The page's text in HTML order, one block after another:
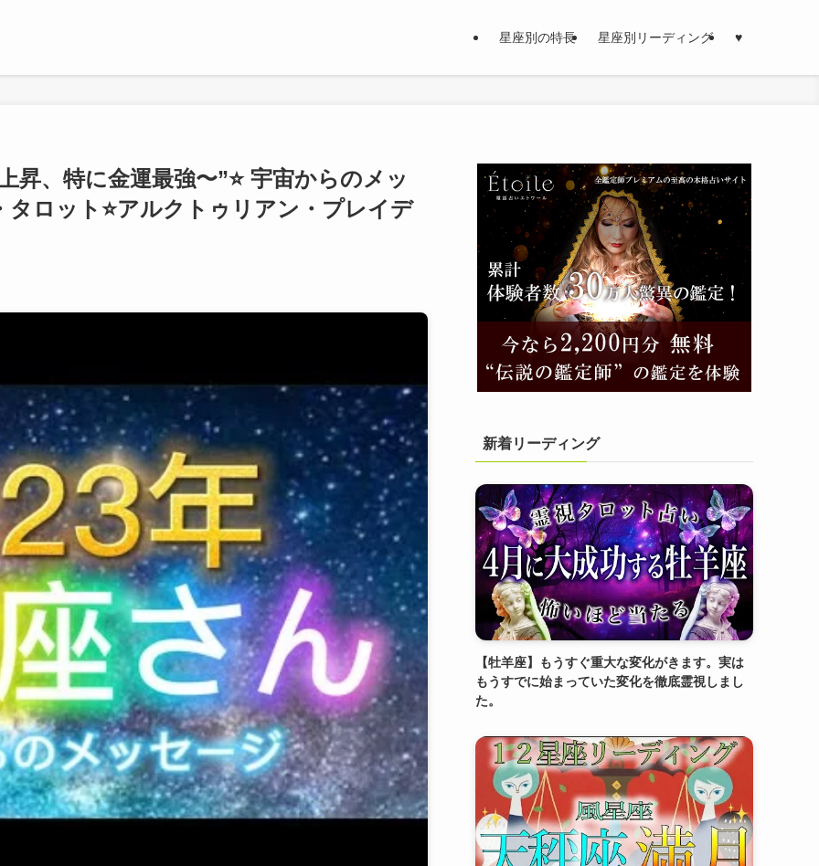
星座別の特長 星座別リーディング ♥
昇、特に金運最強〜”⭐️ 宇宙からのメッ
ロット⭐️アルクトゥリアン・プレイデ
新着リーディング
【牡羊座】もうすぐ重大な変化がきます。実は
もうすでに始まっていた変化を徹底霊視しまし
た。